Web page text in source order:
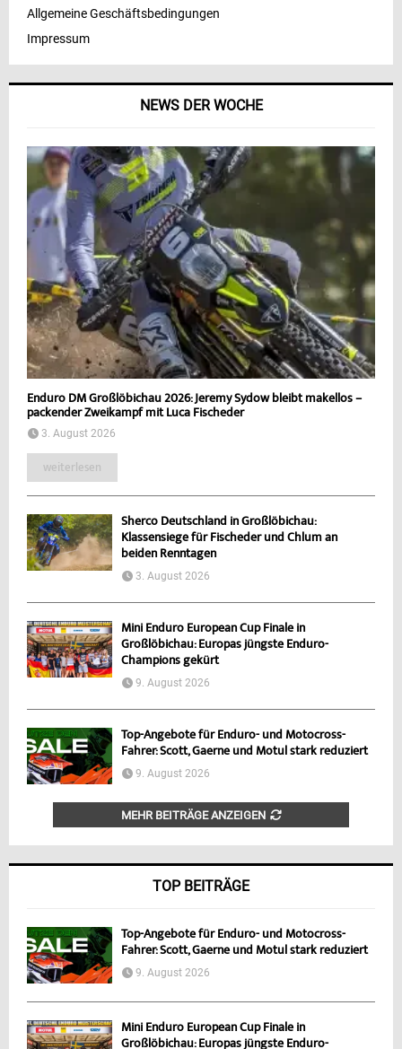
NEWS DER WOCHE
Enduro DM Großlöbichau 2026: Jeremy Sydow bleibt makellos –
packender Zweikampf mit Luca Fischeder
3. August 2026
weiterlesen
Sherco Deutschland in Großlöbichau:
Klassensiege für Fischeder und Chlum an
beiden Renntagen
3. August 2026
Mini Enduro European Cup Finale in
Großlöbichau: Europas jüngste Enduro-
Champions gekürt
9. August 2026
Top-Angebote für Enduro- und Motocross-
Fahrer: Scott, Gaerne und Motul stark reduziert
9. August 2026
MEHR BEITRÄGE ANZEIGEN
TOP BEITRÄGE
Top-Angebote für Enduro- und Motocross-
Fahrer: Scott, Gaerne und Motul stark reduziert
9. August 2026
Mini Enduro European Cup Finale in
Großlöbichau: Europas jüngste Enduro-
Allgemeine Geschäftsbedingungen
Impressum